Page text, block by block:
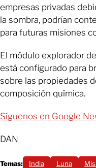
empresas privadas
la sombra, podrían
para futuras misiones
El módulo explorador
está configurado para
sobre las propiedades
composición química.
Síguenos en Google
DAN
Temas: India Luna